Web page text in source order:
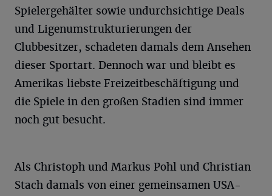
Spielergehälter sowie undurchsichtige Deals
und Ligenumstrukturierungen der
Clubbesitzer, schadeten damals dem Ansehen
dieser Sportart. Dennoch war und bleibt es
Amerikas liebste Freizeitbeschäftigung und
die Spiele in den großen Stadien sind immer
noch gut besucht.
Als Christoph und Markus Pohl und Christian
Stach damals von einer gemeinsamen USA-